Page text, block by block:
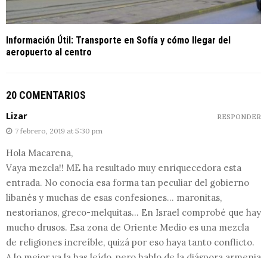
Información Útil: Transporte en Sofía y cómo llegar del
aeropuerto al centro
20 COMENTARIOS
Lizar
7 febrero, 2019 at 5:30 pm
Hola Macarena,
Vaya mezcla!! ME ha resultado muy enriquecedora esta
entrada. No conocía esa forma tan peculiar del gobierno
libanés y muchas de esas confesiones… maronitas,
nestorianos, greco-melquitas… En Israel comprobé que hay
mucho drusos. Esa zona de Oriente Medio es una mezcla
de religiones increíble, quizá por eso haya tanto conflicto.
RESPONDER